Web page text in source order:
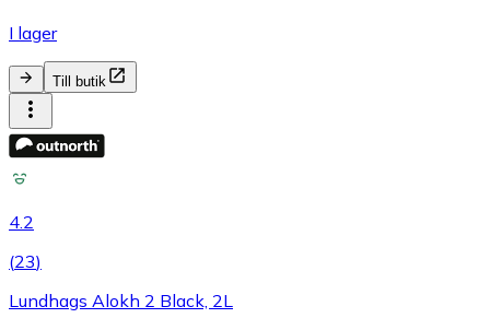
I lager
Till butik
4.2
(23)
Lundhags Alokh 2 Black, 2L